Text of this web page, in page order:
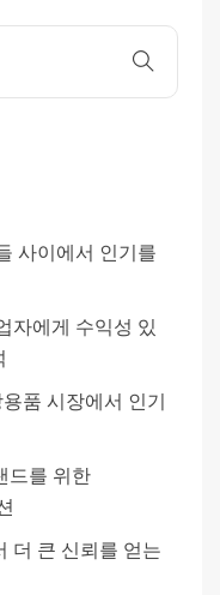
사이에서 인기를
자에게 수익성 있
품 시장에서 인기
드를 위한
더 큰 신뢰를 얻는